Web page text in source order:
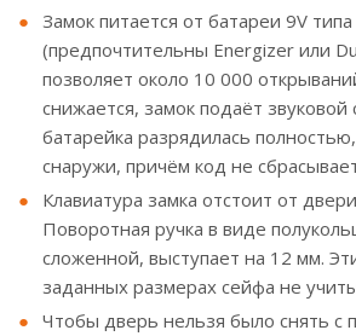
Замок питается от батареи 9V
(предпочтительны Energizer или
позволяет около 10 000
снижается, замок подаёт звуковой
батарейка разрядилась
снаружи, причём код не
Клавиатура замка отстоит от
Поворотная ручка в виде
сложенной, выступает на 12 мм.
заданных размерах сейфа не
Чтобы дверь нельзя было снять с